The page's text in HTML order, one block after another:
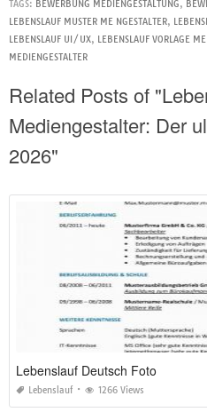
TAGS: BEWERBUNG MEDIENGESTALTUNG,
LEBENSLAUF MUSTER ME NGESTALTER,
LEBENSLAUF UI/UX, LEBENSLAUF VORLAGE
MEDIENGESTALTER
Related Posts of
Mediengestalter: Der
2026"
Lebenslauf Deutsch Foto
Lebenslauf 1266 Views